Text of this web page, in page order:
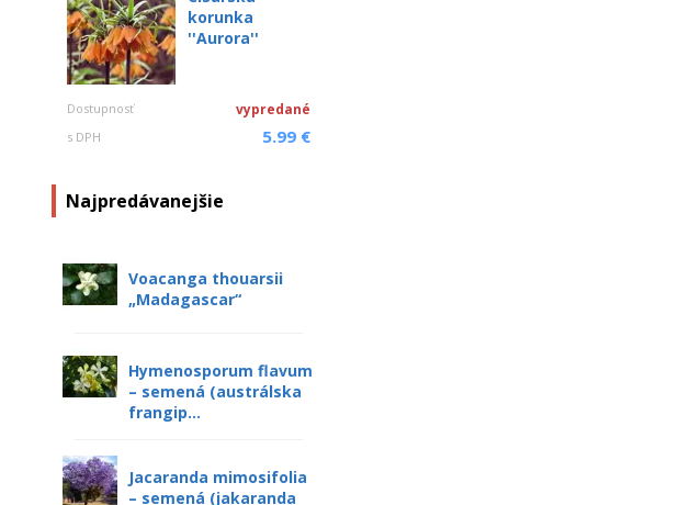
korunka
''Aurora''
Dostupnosť vypredané
s DPH 5.99 €
Najpredávanejšie
Voacanga thouarsii
„Madagascar“
Hymenosporum flavum
– semená (austrálska
frangip...
Jacaranda mimosifolia
– semená (jakaranda